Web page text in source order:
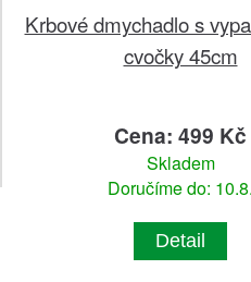
Krbové dmychadlo s
cvočky 45cm
Cena: 499 Kč
Skladem
Doručíme do: 10.8.
Detail